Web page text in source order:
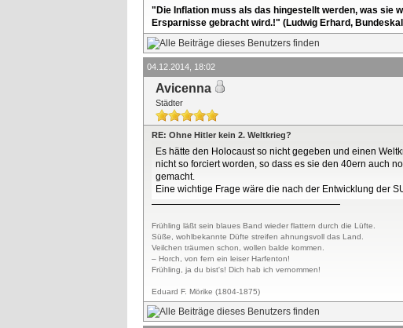
"Die Inflation muss als das hingestellt werden, was sie
Ersparnisse gebracht wird.!" (Ludwig Erhard,
04.12.2014, 18:02
Avicenna
Städter
RE: Ohne Hitler kein 2. Weltkrieg?
Es hätte den Holocaust so nicht gegeben und einen
nicht so forciert worden, so dass es sie den 40ern auch
gemacht.
Eine wichtige Frage wäre die nach der Entwicklung der
Frühling läßt sein blaues Band wieder flattern durch die Lüfte.
Süße, wohlbekannte Düfte streifen ahnungsvoll das Land.
Veilchen träumen schon, wollen balde kommen.
– Horch, von fern ein leiser Harfenton!
Frühling, ja du bist's! Dich hab ich vernommen!
Eduard F. Mörike (1804-1875)